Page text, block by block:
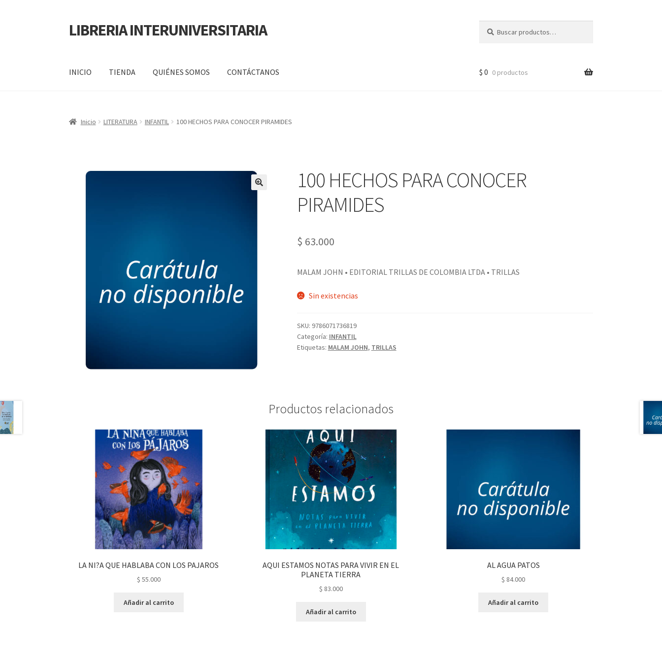
LIBRERIA INTERUNIVERSITARIA
INICIO TIENDA QUIÉNES SOMOS CONTÁCTANOS $ 0 0 productos
Inicio LITERATURA INFANTIL 100 HECHOS PARA CONOCER PIRAMIDES
100 HECHOS PARA CONOCER
PIRAMIDES
$ 63.000
MALAM JOHN • EDITORIAL TRILLAS DE COLOMBIA LTDA • TRILLAS
Sin existencias
SKU: 9786071736819
Categoría: INFANTIL
Etiquetas: MALAM JOHN, TRILLAS
Productos relacionados
LA NI?A QUE HABLABA CON LOS PAJAROS
$ 55.000
Añadir al carrito
AQUI ESTAMOS NOTAS PARA VIVIR EN EL
PLANETA TIERRA
$ 83.000
Añadir al carrito
AL AGUA PATOS
$ 84.000
Añadir al carrito